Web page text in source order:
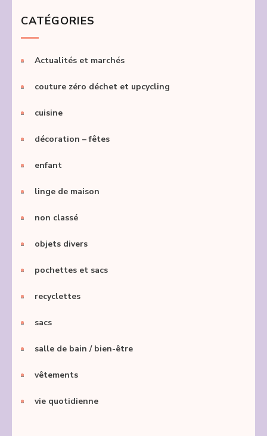
CATÉGORIES
Actualités et marchés
couture zéro déchet et upcycling
cuisine
décoration – fêtes
enfant
linge de maison
non classé
objets divers
pochettes et sacs
recyclettes
sacs
salle de bain / bien-être
vêtements
vie quotidienne